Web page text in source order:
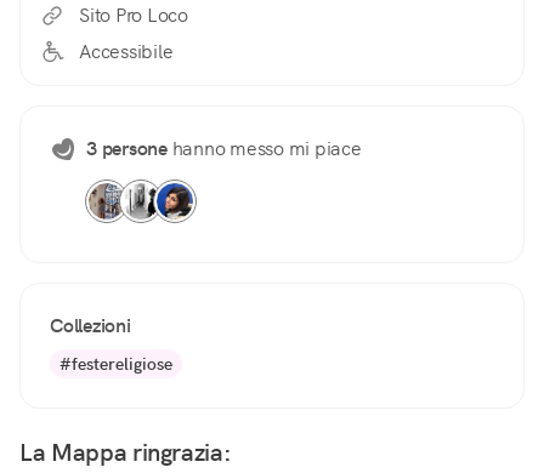
Sito Pro Loco
Accessibile
3 personehanno messo mi piace
Collezioni
#festereligiose
La Mappa ringrazia: